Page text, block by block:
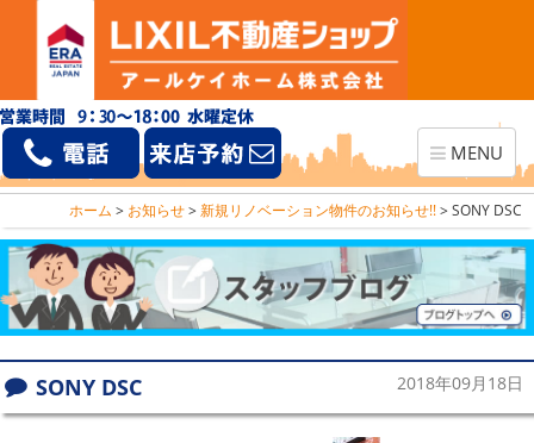
Toggle
navigation
MENU
ホーム > お知らせ>新規リノベーション物件のお知らせ!!>SONY DSC
SONY DSC 2018年09月18日